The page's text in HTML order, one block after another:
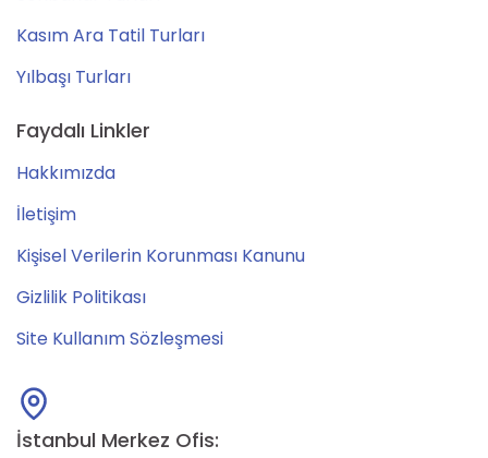
Kasım Ara Tatil Turları
Yılbaşı Turları
Faydalı Linkler
Hakkımızda
İletişim
Kişisel Verilerin Korunması Kanunu
Gizlilik Politikası
Site Kullanım Sözleşmesi
İstanbul Merkez Ofis: